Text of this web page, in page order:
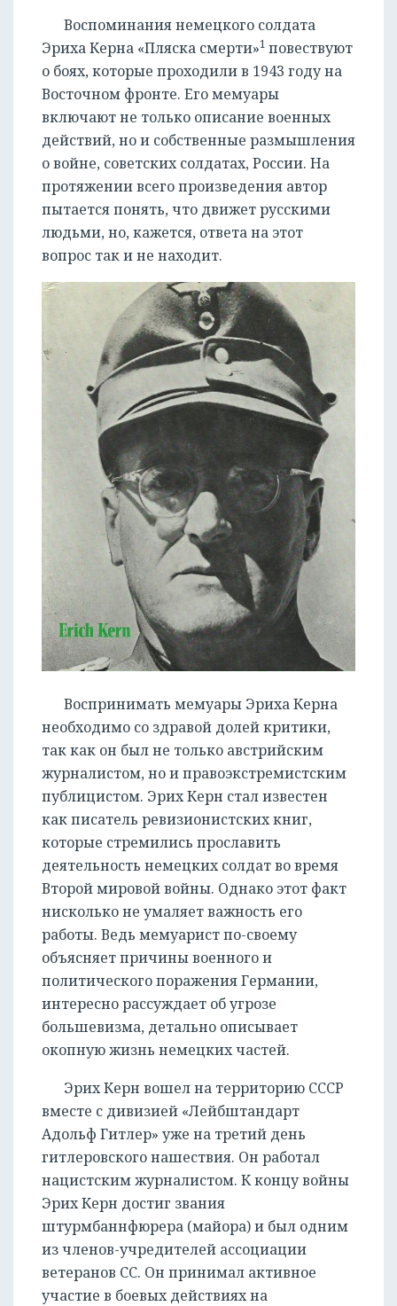
Воспоминания немецкого солдата
Эриха Керна «Пляска смерти»1 повествуют
о боях, которые проходили в 1943 году на
Восточном фронте. Его мемуары
включают не только описание военных
действий, но и собственные размышления
о войне, советских солдатах, России. На
протяжении всего произведения автор
пытается понять, что движет русскими
людьми, но, кажется, ответа на этот
вопрос так и не находит.
Воспринимать мемуары Эриха Керна
необходимо со здравой долей критики,
так как он был не только австрийским
журналистом, но и правоэкстремистским
публицистом. Эрих Керн стал известен
как писатель ревизионистских книг,
которые стремились прославить
деятельность немецких солдат во время
Второй мировой войны. Однако этот факт
нисколько не умаляет важность его
работы. Ведь мемуарист по-своему
объясняет причины военного и
политического поражения Германии,
интересно рассуждает об угрозе
большевизма, детально описывает
окопную жизнь немецких частей.
Эрих Керн вошел на территорию СССР
вместе с дивизией «Лейбштандарт
Адольф Гитлер» уже на третий день
гитлеровского нашествия. Он работал
нацистским журналистом. К концу войны
Эрих Керн достиг звания
штурмбаннфюрера (майора) и был одним
из членов-учредителей ассоциации
ветеранов СС. Он принимал активное
участие в боевых действиях на